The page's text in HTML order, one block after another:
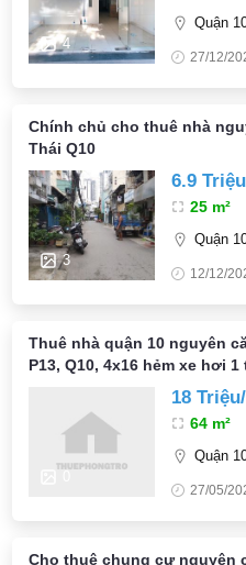
4
Quận
27/12/
Chính chủ cho thuê nhà
Thái Q10
3
6.9
25 m²
Quận
12/12/
Thuê nhà quận 10 nguyên
P13, Q10, 4x16 hẻm xe hơi 1
18
64 m²
Quận
27/05/
Cho thuê chung cư nguyên